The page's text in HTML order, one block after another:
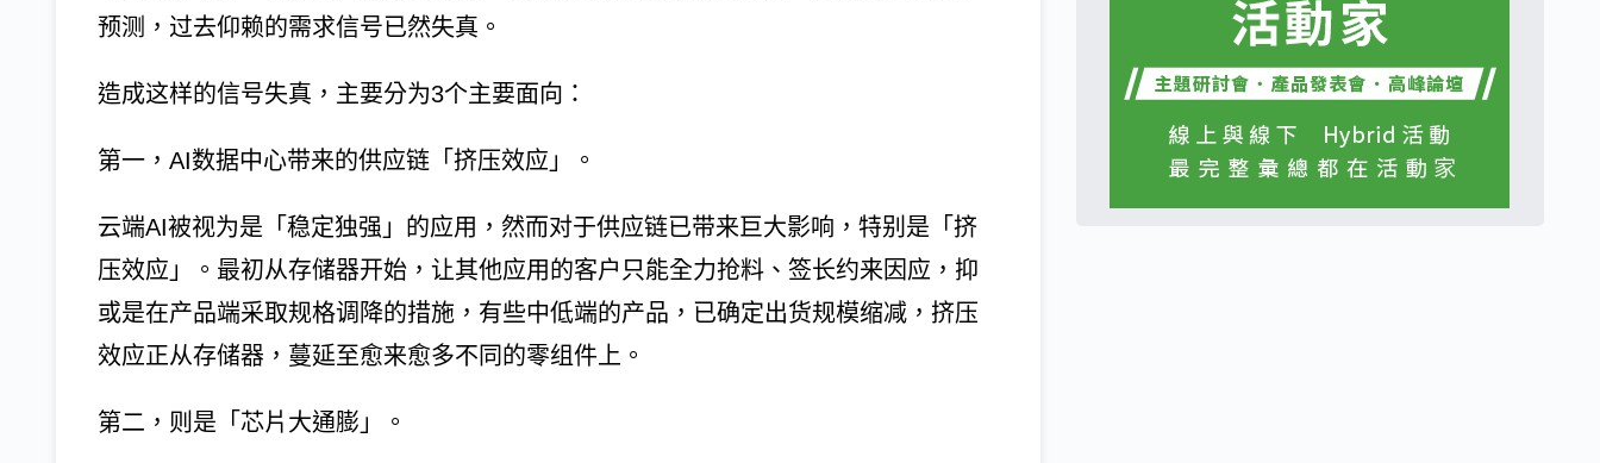
预测，过去仰赖的需求信号已然失真。
造成这样的信号失真，主要分为3个主要面向：
第一，AI数据中心带来的供应链「挤压效应」。
云端AI被视为是「稳定独强」的应用，然而对于供应链已带来巨大影响，特别是「挤
压效应」。最初从存储器开始，让其他应用的客户只能全力抢料、签长约来因应，抑
或是在产品端采取规格调降的措施，有些中低端的产品，已确定出货规模缩减，挤压
效应正从存储器，蔓延至愈来愈多不同的零组件上。
第二，则是「芯片大通膨」。